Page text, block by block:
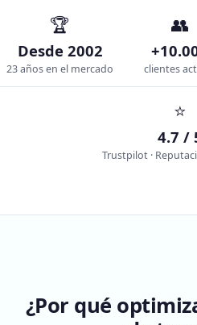
🏆
Desde 2002
23 años en el mercado
👥
clientes
⭐
4.7 /
Trustpilot ·
¿Por qué